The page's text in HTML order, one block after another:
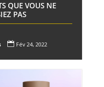
QUE VOUS NE
PAS
 Fév 24, 2022